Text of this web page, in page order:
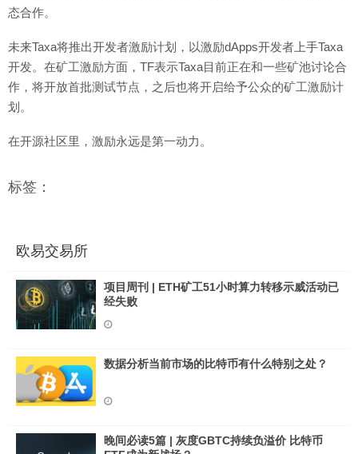
态合作。
未来Taxa将推出开发者激励计划，以激励dApps开发者上手Taxa
开发。在矿工激励方面，TF表示Taxa目前正在和一些矿池讨论合
作，将开放首批测试节点，之后也将开启给予公众的矿工激励计
划。
在开源社区里，激励永远是第一动力。
标签：
欧易交易所
项目周刊 | ETH矿工51小时算力转移示威活动已
经失败
数据分析当前市场的比特币有什么特别之处？
晚间必读5篇 | 灰度GBTC持续负溢价 比特币